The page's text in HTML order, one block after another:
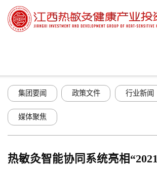
集团要闻 政策文件 行业新闻
媒体聚焦
热敏灸智能协同系统亮相